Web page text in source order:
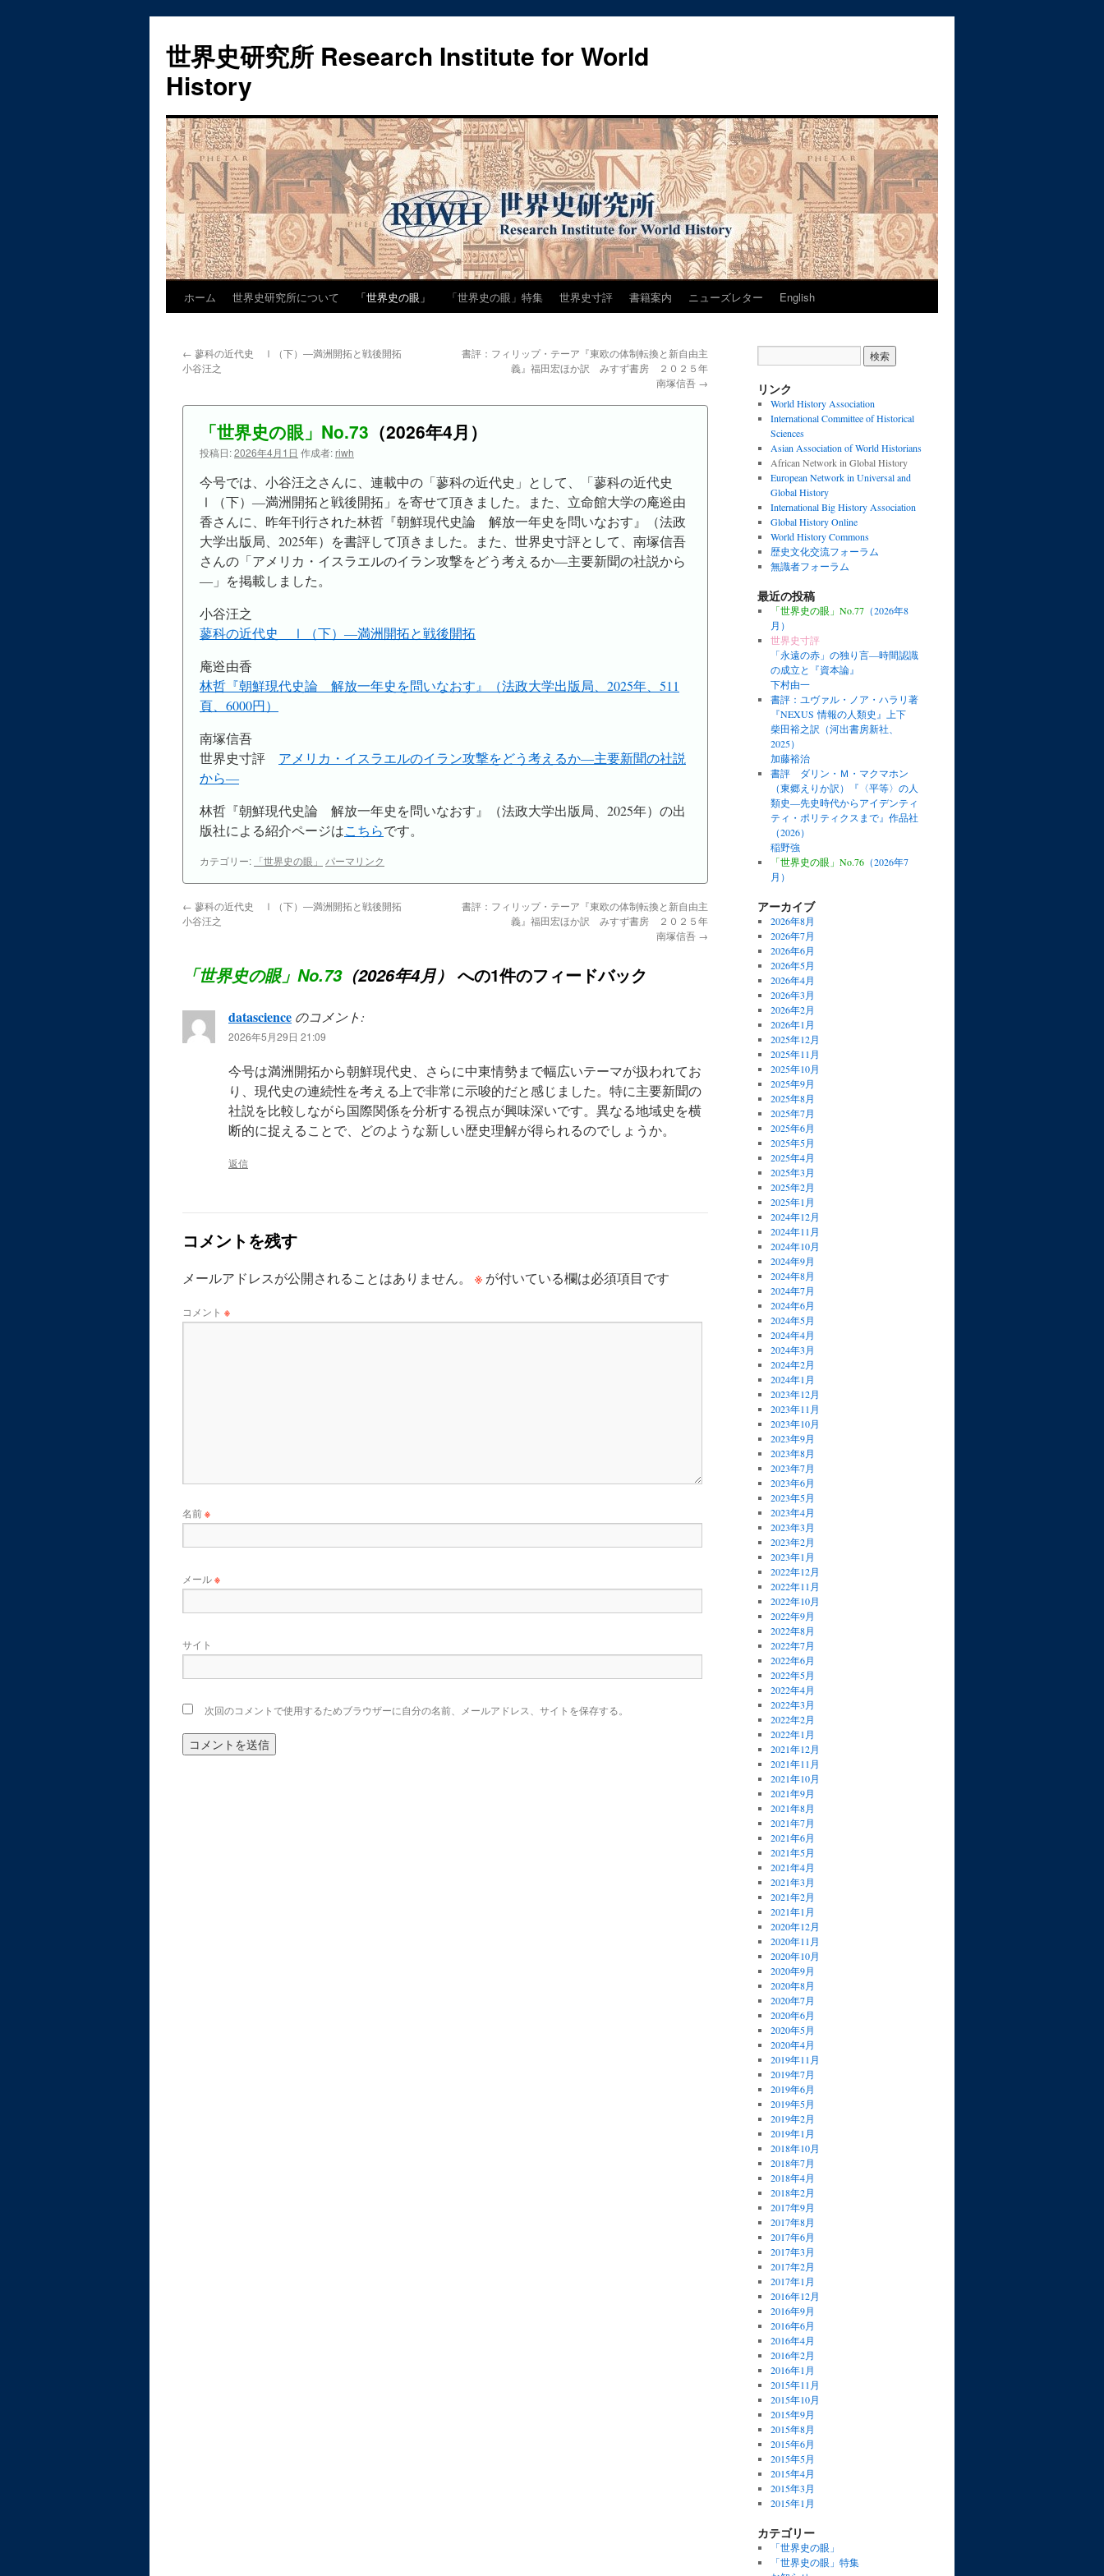
世界史研究所 Research Institute for World
History
ホーム 世界史研究所について 「世界史の眼」 「世界史の眼」特集 世界史寸評 書籍案内 ニューズレター English
← 蓼科の近代史 Ⅰ（下）―満洲開拓と戦後開拓
小谷汪之
書評：フィリップ・テーア『東欧の体制転換と新自由主
義』福田宏ほか訳 みすず書房 ２０２５年
南塚信吾 →
「世界史の眼」No.73 （2026年4月）
投稿日:2026年4月1日 作成者: riwh
今号では、小谷汪之さんに、連載中の「蓼科の近代史」として、「蓼科の近代史
Ⅰ（下）―満洲開拓と戦後開拓」を寄せて頂きました。また、立命館大学の庵逧由
香さんに、昨年刊行された林哲『朝鮮現代史論 解放一年史を問いなおす』（法政
大学出版局、2025年）を書評して頂きました。また、世界史寸評として、南塚信吾
さんの「アメリカ・イスラエルのイラン攻撃をどう考えるか―主要新聞の社説から
―」を掲載しました。
小谷汪之
蓼科の近代史 Ⅰ（下）―満洲開拓と戦後開拓
庵逧由香
林哲『朝鮮現代史論 解放一年史を問いなおす』（法政大学出版局、2025年、511
頁、6000円）
南塚信吾
世界史寸評 アメリカ・イスラエルのイラン攻撃をどう考えるか―主要新聞の社説
から―
林哲『朝鮮現代史論 解放一年史を問いなおす』（法政大学出版局、2025年）の出
版社による紹介ページはこちらです。
カテゴリー: 「世界史の眼」 パーマリンク
← 蓼科の近代史 Ⅰ（下）―満洲開拓と戦後開拓
小谷汪之
書評：フィリップ・テーア『東欧の体制転換と新自由主
義』福田宏ほか訳 みすず書房 ２０２５年
南塚信吾 →
「世界史の眼」No.73（2026年4月） への1件のフィードバック
datascience のコメント:
2026年5月29日 21:09
今号は満洲開拓から朝鮮現代史、さらに中東情勢まで幅広いテーマが扱われてお
り、現代史の連続性を考える上で非常に示唆的だと感じました。特に主要新聞の
社説を比較しながら国際関係を分析する視点が興味深いです。異なる地域史を横
断的に捉えることで、どのような新しい歴史理解が得られるのでしょうか。
返信
コメントを残す
メールアドレスが公開されることはありません。 ※ が付いている欄は必須項目です
コメント ※
名前※
メール※
サイト
次回のコメントで使用するためブラウザーに自分の名前、メールアドレス、サイトを保存する。
リンク
World History Association
International Committee of Historical
Sciences
Asian Association of World Historians
African Network in Global History
European Network in Universal and
Global History
International Big History Association
Global History Online
World History Commons
歴史文化交流フォーラム
無識者フォーラム
最近の投稿
「世界史の眼」No.77（2026年8
月）
世界史寸評
「永遠の赤」の独り言―時間認識
の成立と『資本論』
下村由一
書評：ユヴァル・ノア・ハラリ著
『NEXUS 情報の人類史』上下
柴田裕之訳（河出書房新社、
2025）
加藤裕治
書評 ダリン・Ｍ・マクマホン
（東郷えりか訳）『〈平等〉の人
類史―先史時代からアイデンティ
ティ・ポリティクスまで』作品社
（2026）
稲野強
「世界史の眼」No.76（2026年7
月）
アーカイブ
2026年8月
2026年7月
2026年6月
2026年5月
2026年4月
2026年3月
2026年2月
2026年1月
2025年12月
2025年11月
2025年10月
2025年9月
2025年8月
2025年7月
2025年6月
2025年5月
2025年4月
2025年3月
2025年2月
2025年1月
2024年12月
2024年11月
2024年10月
2024年9月
2024年8月
2024年7月
2024年6月
2024年5月
2024年4月
2024年3月
2024年2月
2024年1月
2023年12月
2023年11月
2023年10月
2023年9月
2023年8月
2023年7月
2023年6月
2023年5月
2023年4月
2023年3月
2023年2月
2023年1月
2022年12月
2022年11月
2022年10月
2022年9月
2022年8月
2022年7月
2022年6月
2022年5月
2022年4月
2022年3月
2022年2月
2022年1月
2021年12月
2021年11月
2021年10月
2021年9月
2021年8月
2021年7月
2021年6月
2021年5月
2021年4月
2021年3月
2021年2月
2021年1月
2020年12月
2020年11月
2020年10月
2020年9月
2020年8月
2020年7月
2020年6月
2020年5月
2020年4月
2019年11月
2019年7月
2019年6月
2019年5月
2019年2月
2019年1月
2018年10月
2018年7月
2018年4月
2018年2月
2017年9月
2017年8月
2017年6月
2017年3月
2017年2月
2017年1月
2016年12月
2016年9月
2016年6月
2016年4月
2016年2月
2016年1月
2015年11月
2015年10月
2015年9月
2015年8月
2015年6月
2015年5月
2015年4月
2015年3月
2015年1月
カテゴリー
「世界史の眼」
「世界史の眼」特集